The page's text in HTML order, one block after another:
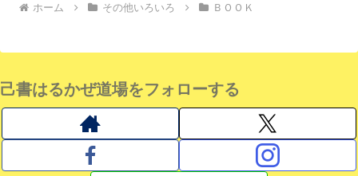
ホーム その他いろいろ ＢＯＯＫ
己書はるかぜ道場をフォローする